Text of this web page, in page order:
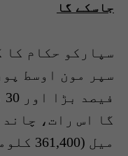
جاسکے گا
میل (361,400 کلومیٹر) کی دوری پر ہوگا۔